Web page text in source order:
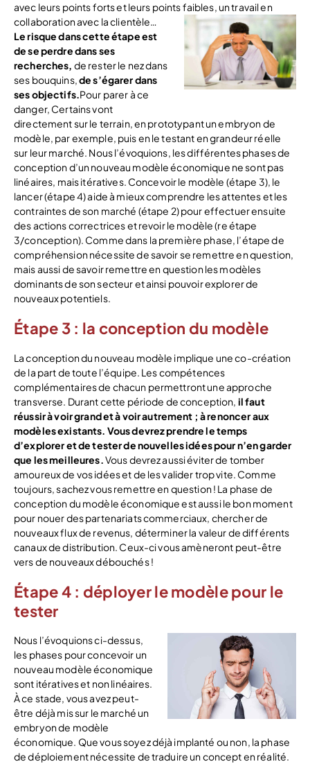
avec leurs points forts et leurs points faibles, un travail en
collaboration avec la clientèle…
Le risque dans cette étape est
de se perdre dans ses
recherches, de rester le nez dans
ses bouquins,de s’égarer dans
ses objectifs.Pour parer à ce
danger, Certains vont
directement sur le terrain, en prototypant un embryon de
modèle, par exemple, puis en le testant en grandeur réelle
sur leur marché. Nous l’évoquions, les différentes phases de
conception d’un nouveau modèle économique ne sont pas
linéaires, mais itératives. Concevoir le modèle (étape 3), le
lancer (étape 4) aide à mieux comprendre les attentes et les
contraintes de son marché (étape 2) pour effectuer ensuite
des actions correctrices et revoir le modèle (re étape
3/conception). Comme dans la première phase, l’étape de
compréhension nécessite de savoir se remettre en question,
mais aussi de savoir remettre en question les modèles
dominants de son secteur et ainsi pouvoir explorer de
nouveaux potentiels.
Étape 3 : la conception du modèle
La conception du nouveau modèle implique une co-création
de la part de toute l’équipe. Les compétences
complémentaires de chacun permettront une approche
transverse. Durant cette période de conception, il faut
réussir à voir grand et à voir autrement ; à renoncer aux
modèles existants. Vous devrez prendre le temps
d’explorer et de tester de nouvelles idées pour n’en garder
que les meilleures. Vous devrez aussi éviter de tomber
amoureux de vos idées et de les valider trop vite. Comme
toujours, sachez vous remettre en question ! La phase de
conception du modèle économique est aussi le bon moment
pour nouer des partenariats commerciaux, chercher de
nouveaux flux de revenus, déterminer la valeur de différents
canaux de distribution. Ceux-ci vous amèneront peut-être
vers de nouveaux débouchés !
Étape 4 : déployer le modèle pour le
tester
Nous l’évoquions ci-dessus,
les phases pour concevoir un
nouveau modèle économique
sont itératives et non linéaires.
À ce stade, vous avez peut-
être déjà mis sur le marché un
embryon de modèle
économique. Que vous soyez déjà implanté ou non, la phase
de déploiement nécessite de traduire un concept en réalité.